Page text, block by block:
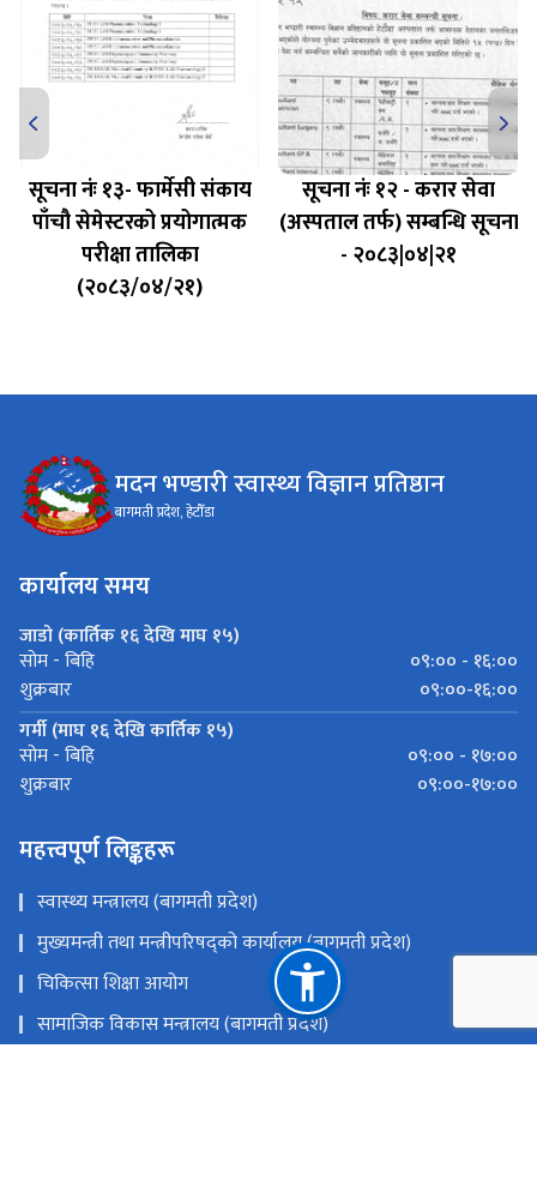
सूचना नंः १३- फार्मेसी संकाय
पाँचौ सेमेस्टरको प्रयोगात्मक
परीक्षा तालिका
(२०८३/०४/२१)
सूचना नंः १२ - करार सेवा
(अस्पताल तर्फ) सम्बन्धि सूचना
- २०८३|०४|२१
मदन भण्डारी स्वास्थ्य विज्ञान प्रतिष्ठान
बागमती प्रदेश, हेटौँडा
कार्यालय समय
जाडो (कार्तिक १६ देखि माघ १५)
सोम - बिहि
०९:०० - १६:००
शुक्रबार
०९:००-१६:००
गर्मी (माघ १६ देखि कार्तिक १५)
सोम - बिहि
०९:०० - १७:००
शुक्रबार
०९:००-१७:००
महत्त्वपूर्ण लिङ्कहरू
स्वास्थ्य मन्त्रालय (बागमती प्रदेश)
मुख्यमन्त्री तथा मन्त्रीपरिषद्को कार्यालय (बागमती प्रदेश)
चिकित्सा शिक्षा आयोग
सामाजिक विकास मन्त्रालय (बागमती प्रदेश)